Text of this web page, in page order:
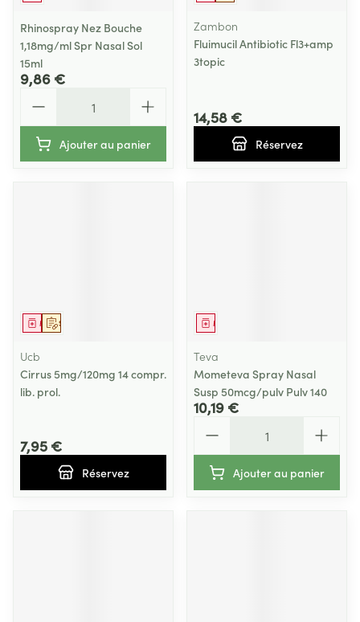
Rhinospray Nez Bouche
1,18mg/ml Spr Nasal Sol
15ml
9,86 €
Ajouter au panier
Zambon
Fluimucil Antibiotic Fl3+amp
3topic
14,58 €
Réservez
Sur prescription
Médicament
Ucb
Cirrus 5mg/120mg 14 compr.
lib. prol.
7,95 €
Réservez
Médicament
Teva
Mometeva Spray Nasal
Susp 50mcg/pulv Pulv 140
10,19 €
Ajouter au panier